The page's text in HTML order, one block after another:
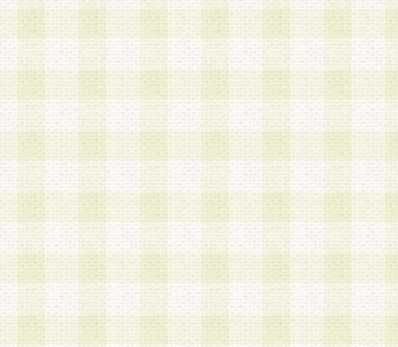
2.登録の際に当社が付与したログインIDおよびパ
の使用に関しては、全て会員本人がその責任を負
3.会員は、当社から付与されたログインIDおよび
貸与、名義変更、売買その他形態を問わず第三者
ならないものとします。
4.当社は、会員によるログインIDおよびパスワー
盗用など第三者の利用に伴う損害の発生について
き事由の有無、その他原因の如何を問わず、一切
のとします。
第5条 会員の登録情報
1.当社は、会員の登録情報に含まれる氏名・住所
アドレス等会員個人を識別できる情報を当社が別
シーポリシー
」に基づき適切に取り扱うものとし